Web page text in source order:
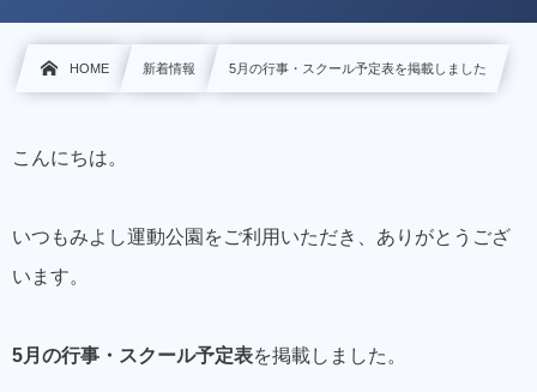
HOME 新着情報 5月の行事・スクール予定表を掲載しました
こんにちは。
いつもみよし運動公園をご利用いただき、ありがとうござ
います。
5月の行事・スクール予定表を掲載しました。